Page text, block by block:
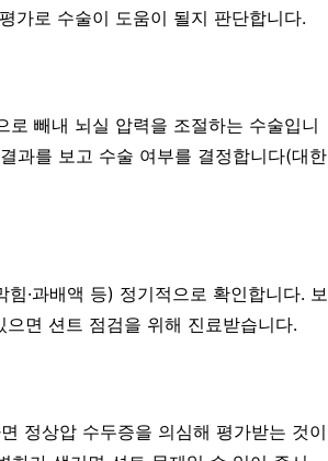
가로 수술이 도움이 될지 판단합니다.
빼내 뇌실 압력을 조절하는 수술입니
과를 보고 수술 여부를 결정합니다(대한
·과배액 등) 정기적으로 확인합니다. 보
면 션트 점검을 위해 진료받습니다.
정상압 수두증을 의심해 평가받는 것이